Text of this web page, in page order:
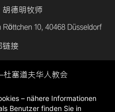
胡德明牧师
10, 40468 Düsseldorf
链接
杜塞道夫华人教会
政策
– nähere Informationen
Benutzer finden Sie in